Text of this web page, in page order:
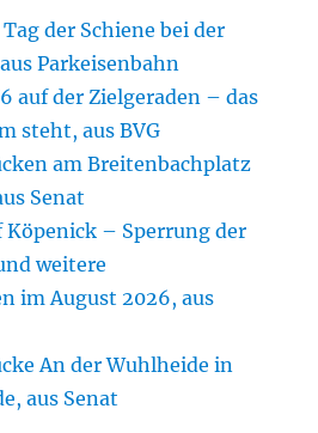
der Schiene bei der
Parkeisenbahn
auf der Zielgeraden – das
steht, aus BVG
am Breitenbachplatz
Senat
Köpenick – Sperrung der
weitere
im August 2026, aus
An der Wuhlheide in
aus Senat